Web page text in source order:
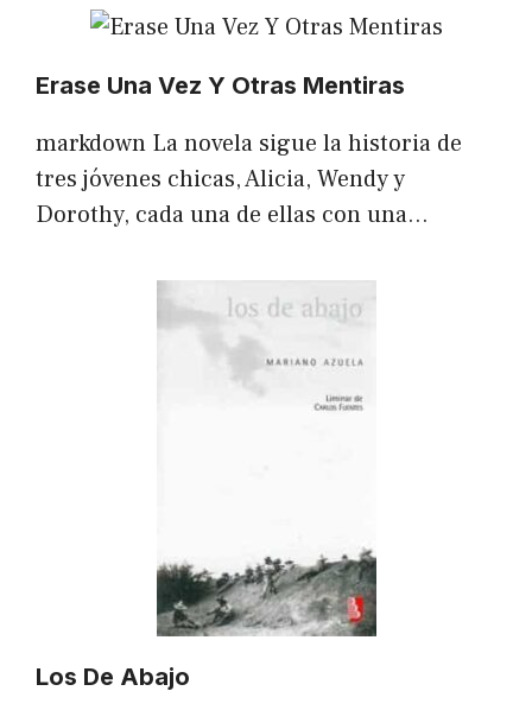
Erase Una Vez Y Otras Mentiras
markdown La novela sigue la historia de
tres jóvenes chicas, Alicia, Wendy y
Dorothy, cada una de ellas con una…
Los De Abajo